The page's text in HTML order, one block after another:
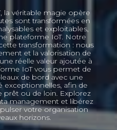
la véritable magie opère
sont transformées en
et exploitables,
plateforme IoT. Notre
transformation : nous
et la valorisation de
réelle valeur ajoutée à
IoT vous permet de
de bord avec une
exceptionnelles, afin de
prêt ou de loin. Explorez
management et libérez
votre organisation
horizons.